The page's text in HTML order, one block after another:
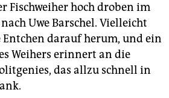
Fischweiher hoch droben im
Uwe Barschel. Vielleicht
darauf herum, und ein
Weihers erinnert an die
das allzu schnell in